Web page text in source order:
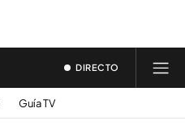
DIRECTO
Guía TV